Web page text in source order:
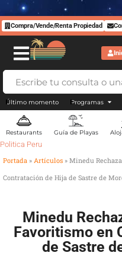
Compra/Vende/Renta Propiedad
Último momento Programas
Restaurants Guía de Playas
Politica Peru
Portada » Artículos » Minedu
Contratación de Hija de Sastre de
Minedu
Favoritismo en
de Sastre